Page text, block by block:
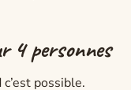
4 personnes
possible.